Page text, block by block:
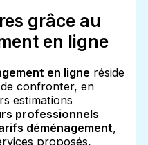
grâce au
en ligne
en ligne réside
confronter, en
estimations
professionnels
déménagement,
proposés,